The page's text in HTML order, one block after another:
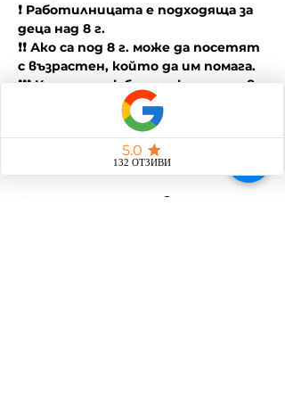
❗ Работилницата е подходяща за
деца над 8 г.
❗❗ Ако са под 8 г. може да посетят
с възрастен, който да им помага.
❗❗❗ Курсът е любителски и не дава
професионална квалификация.
Споделете това